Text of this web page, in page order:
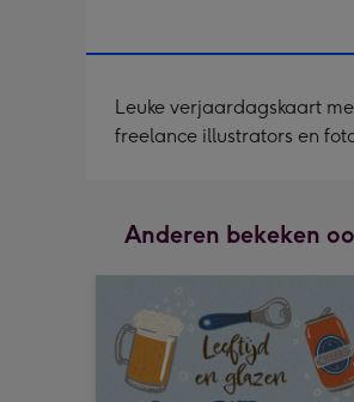
Leuke verjaardagskaart
freelance illustrators en
Anderen bekeken